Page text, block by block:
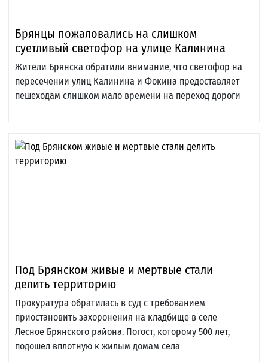
Брянцы пожаловались на слишком
суетливый светофор на улице Калинина
Жители Брянска обратили внимание, что светофор на
пересечении улиц Калинина и Фокина предоставляет
пешеходам слишком мало времени на переход дороги
Под Брянском живые и мертвые стали
делить территорию
Прокуратура обратилась в суд с требованием
приостановить захоронения на кладбище в селе
Лесное Брянского района. Погост, которому 500 лет,
подошел вплотную к жилым домам села